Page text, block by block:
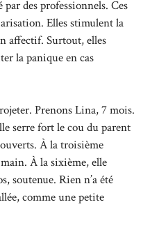
des professionnels. Ces
Elles stimulent la
affectif. Surtout, elles
la panique en cas
Prenons Lina, 7 mois.
serre fort le cou du parent
À la troisième
main. À la sixième, elle
soutenue. Rien n’a été
comme une petite